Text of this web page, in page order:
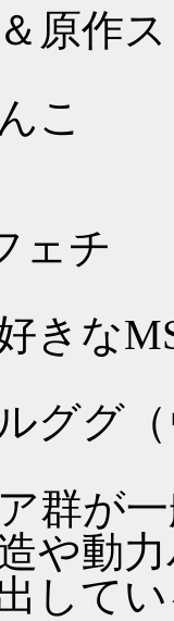
原作
こ
ェチ
きな
ググ
群が
や動
して